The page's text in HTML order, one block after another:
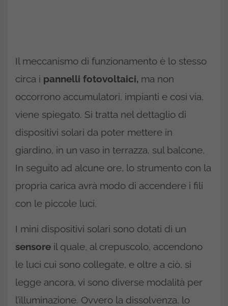
Il meccanismo di funzionamento è lo stesso
circa i pannelli fotovoltaici, ma non
occorrono accumulatori, impianti e così via,
viene spiegato. Si tratta nel dettaglio di
dispositivi solari da poter mettere in
giardino, in un vaso in terrazza, sul balcone.
In seguito ad alcune ore, lo strumento con la
propria carica avrà modo di accendere i fili
con le piccole luci.
I mini dispositivi solari sono dotati di un
sensore il quale, al crepuscolo, accendono
le luci cui sono collegate, e oltre a ciò, si
legge ancora, vi sono diverse modalità per
l’illuminazione. Ovvero la dissolvenza, lo